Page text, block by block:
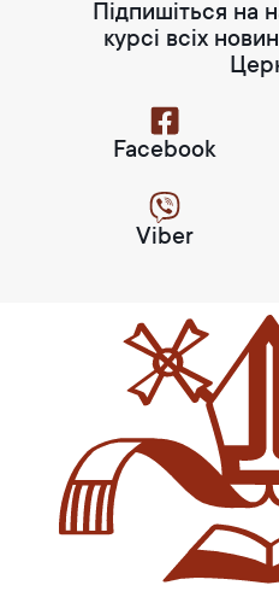
Підпишіться на
курсі всіх
Facebook
Viber